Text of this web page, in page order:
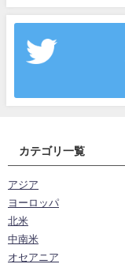
カテゴリ一覧
アジア
ヨーロッパ
北米
中南米
オセアニア